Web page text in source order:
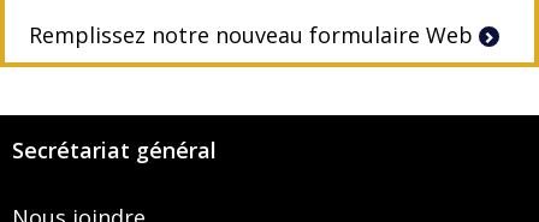
Remplissez notre nouveau formulaire Web
Secrétariat général